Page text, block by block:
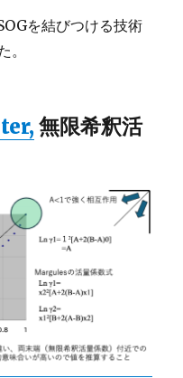
を結びつける技術
。
無限希釈活